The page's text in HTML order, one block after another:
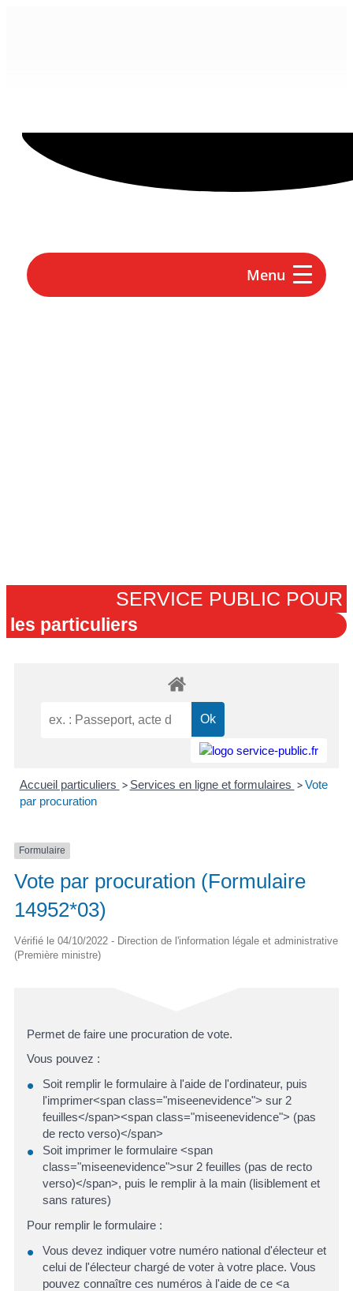
Menu
SERVICE PUBLIC POUR​
les particuliers
Accueil particuliers > Services en ligne et formulaires > Vote
par procuration
Formulaire
Vote par procuration (Formulaire
14952*03)
Vérifié le 04/10/2022 - Direction de l'information légale et administrative
(Première ministre)
Permet de faire une procuration de vote.
Vous pouvez :
Soit remplir le formulaire à l'aide de l'ordinateur, puis
l'imprimer<span class="miseenevidence"> sur 2
feuilles</span><span class="miseenevidence"> (pas
de recto verso)</span>
Soit imprimer le formulaire <span
class="miseenevidence">sur 2 feuilles (pas de recto
verso)</span>, puis le remplir à la main (lisiblement et
sans ratures)
Pour remplir le formulaire :
Vous devez indiquer votre numéro national d'électeur et
celui de l'électeur chargé de voter à votre place. Vous
pouvez connaître ces numéros à l'aide de ce <a